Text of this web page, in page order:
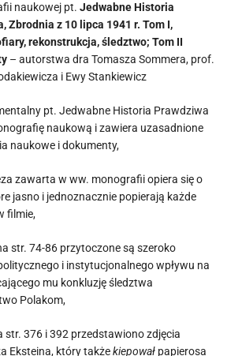
naukowej pt. Jedwabne Historia
Zbrodnia z 10 lipca 1941 r. Tom I,
rekonstrukcja, śledztwo; Tom II
– autorstwa dra Tomasza Sommera, prof.
i Ewy Stankiewicz
pt. Jedwabne Historia Prawdziwa
naukową i zawiera uzasadnione
naukowe i dokumenty,
zawarta w ww. monografii opiera się o
jasno i jednoznacznie popierają każde
filmie,
str. 74-86 przytoczone są szeroko
i instytucjonalnego wpływu na
mu konkluzję śledztwa
Polakom,
str. 376 i 392 przedstawiono zdjęcia
Eksteina, który takżekiepował papierosa